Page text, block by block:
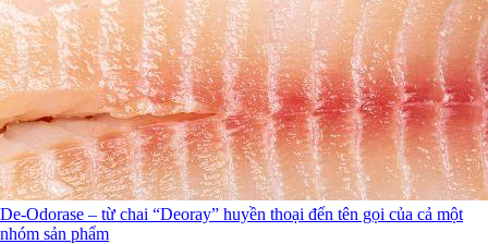
De-Odorase – từ chai “Deoray” huyền thoại đến tên gọi của cả một
nhóm sản phẩm